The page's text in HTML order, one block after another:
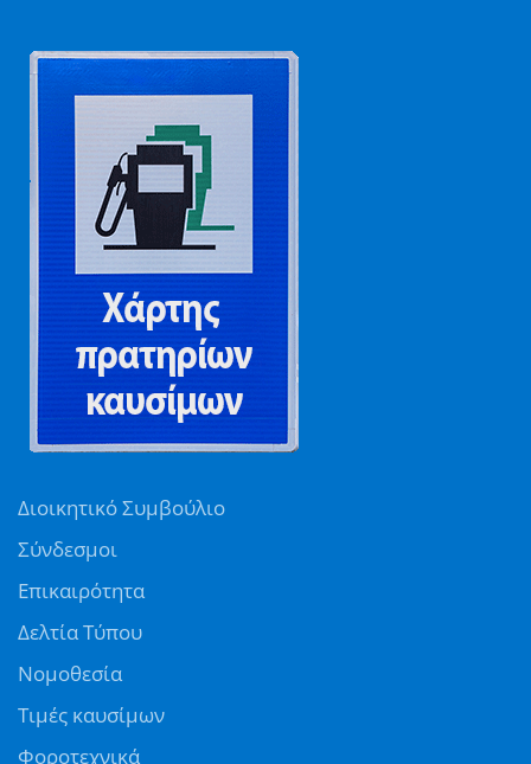
Διοικητικό Συμβούλιο
Σύνδεσμοι
Επικαιρότητα
Δελτία Τύπου
Νομοθεσία
Τιμές καυσίμων
Φοροτεχνικά